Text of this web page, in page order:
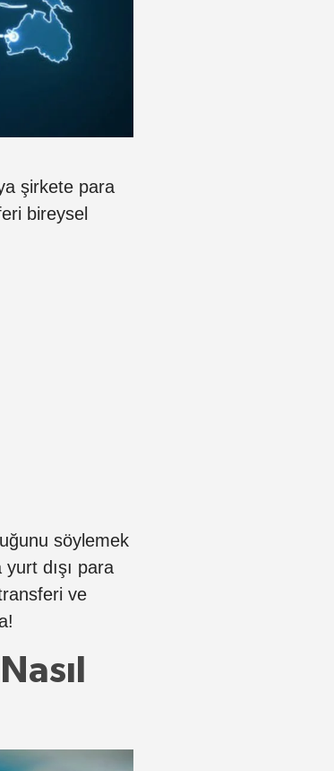
şirkete para
bireysel
söylemek
dışı para
ve